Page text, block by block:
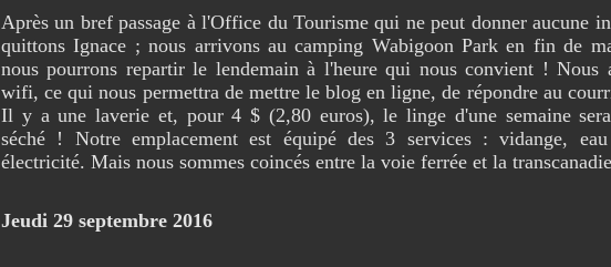
Après un bref passage à l'Office du Tourisme qui ne peut donner aucune
quittons Ignace ; nous arrivons au camping Wabigoon Park en fin de
nous pourrons repartir le lendemain à l'heure qui nous convient ! Nous
wifi, ce qui nous permettra de mettre le blog en ligne, de répondre au
Il y a une laverie et, pour 4 $ (2,80 euros), le linge d'une semaine
séché ! Notre emplacement est équipé des 3 services : vidange,
électricité. Mais nous sommes coincés entre la voie ferrée et la
Jeudi 29 septembre 2016